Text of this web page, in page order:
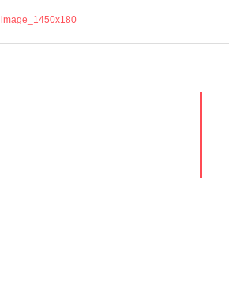
image_1450x180